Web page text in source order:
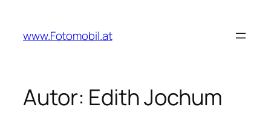
springen
www.Fotomobil.at
Autor: Edith Jochum